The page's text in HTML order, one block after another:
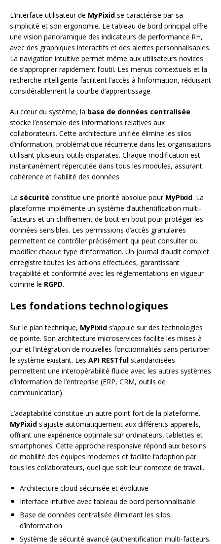
L’interface utilisateur de MyPixid se caractérise par sa
simplicité et son ergonomie. Le tableau de bord principal offre
une vision panoramique des indicateurs de performance RH,
avec des graphiques interactifs et des alertes personnalisables.
La navigation intuitive permet même aux utilisateurs novices
de s’approprier rapidement l’outil. Les menus contextuels et la
recherche intelligente facilitent l’accès à l’information, réduisant
considérablement la courbe d’apprentissage.
Au cœur du système, la base de données centralisée
stocke l’ensemble des informations relatives aux
collaborateurs. Cette architecture unifiée élimine les silos
d’information, problématique récurrente dans les organisations
utilisant plusieurs outils disparates. Chaque modification est
instantanément répercutée dans tous les modules, assurant
cohérence et fiabilité des données.
La sécurité constitue une priorité absolue pour MyPixid. La
plateforme implémente un système d’authentification multi-
facteurs et un chiffrement de bout en bout pour protéger les
données sensibles. Les permissions d’accès granulaires
permettent de contrôler précisément qui peut consulter ou
modifier chaque type d’information. Un journal d’audit complet
enregistre toutes les actions effectuées, garantissant
traçabilité et conformité avec les réglementations en vigueur
comme le RGPD.
Les fondations technologiques
Sur le plan technique, MyPixid s’appuie sur des technologies
de pointe. Son architecture microservices facilite les mises à
jour et l’intégration de nouvelles fonctionnalités sans perturber
le système existant. Les API RESTful standardisées
permettent une interopérabilité fluide avec les autres systèmes
d’information de l’entreprise (ERP, CRM, outils de
communication).
L’adaptabilité constitue un autre point fort de la plateforme.
MyPixid s’ajuste automatiquement aux différents appareils,
offrant une expérience optimale sur ordinateurs, tablettes et
smartphones. Cette approche responsive répond aux besoins
de mobilité des équipes modernes et facilite l’adoption par
tous les collaborateurs, quel que soit leur contexte de travail.
Architecture cloud sécurisée et évolutive
Interface intuitive avec tableau de bord personnalisable
Base de données centralisée éliminant les silos
d’information
Système de sécurité avancé (authentification multi-facteurs,